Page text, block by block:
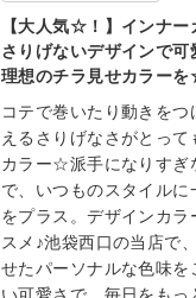
【大人気☆！】インナー
さりげないデザインで
理想のチラ見せカラー
コテで巻いたり動きをつ
えるさりげなさがとって
カラー☆派手になりすぎ
で、いつものスタイルに
をプラス。デザインカラ
スメ♪池袋西口の当店で
せたパーソナルな色味を
い可愛さで、毎日をもっ